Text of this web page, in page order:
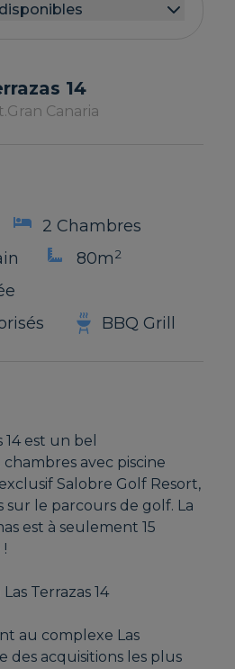
14
Gran Canaria
2 Chambres
80m2
BBQ Grill
14 est un bel
avec piscine
Salobre Golf Resort,
sur le parcours de golf. La
est à seulement 15
Terrazas 14
au complexe Las
des acquisitions les plus